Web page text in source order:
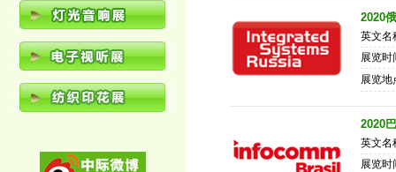
2020
英文名
展览
展览地
2020
英文名
展览